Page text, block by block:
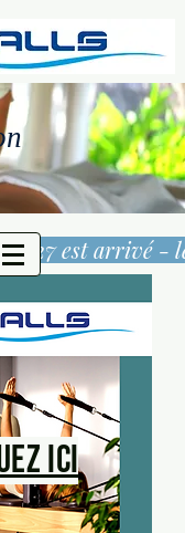
2027 est arrivé -
ici